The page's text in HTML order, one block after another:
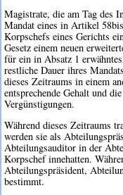
Magistrate, die am Tag des
Mandat eines in Artikel
Korpschefs eines Gerichts
Gesetz einem neuen
für ein in Absatz 1
restliche Dauer ihres
dieses Zeitraums in einem
entsprechende Gehalt und
Vergünstigungen.
Während dieses Zeitraums
werden sie als
Abteilungsauditor in der
Korpschef innehatten.
Abteilungspräsident,
bestimmt.